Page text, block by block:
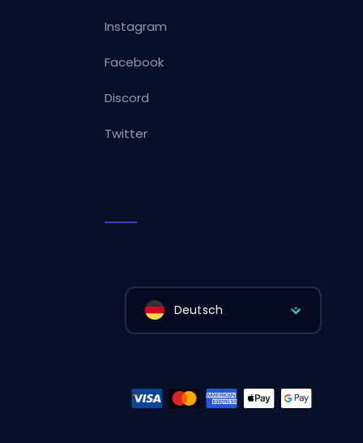
Instagram
Facebook
Discord
Twitter
Deutsch